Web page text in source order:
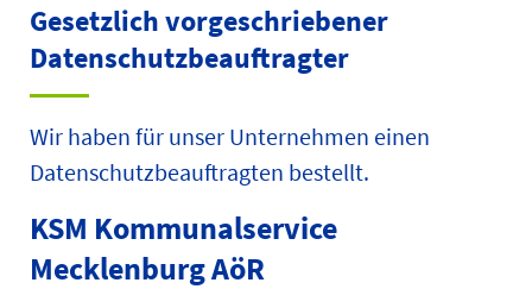
Gesetzlich vorgeschriebener
Datenschutz­beauftragter
Wir haben für unser Unternehmen einen
Datenschutzbeauftragten bestellt.
KSM Kommunalservice
Mecklenburg AöR